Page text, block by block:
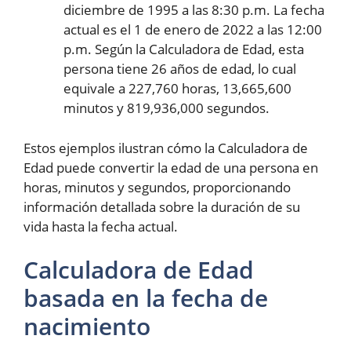
diciembre de 1995 a las 8:30 p.m. La fecha
actual es el 1 de enero de 2022 a las 12:00
p.m. Según la Calculadora de Edad, esta
persona tiene 26 años de edad, lo cual
equivale a 227,760 horas, 13,665,600
minutos y 819,936,000 segundos.
Estos ejemplos ilustran cómo la Calculadora de
Edad puede convertir la edad de una persona en
horas, minutos y segundos, proporcionando
información detallada sobre la duración de su
vida hasta la fecha actual.
Calculadora de Edad
basada en la fecha de
nacimiento